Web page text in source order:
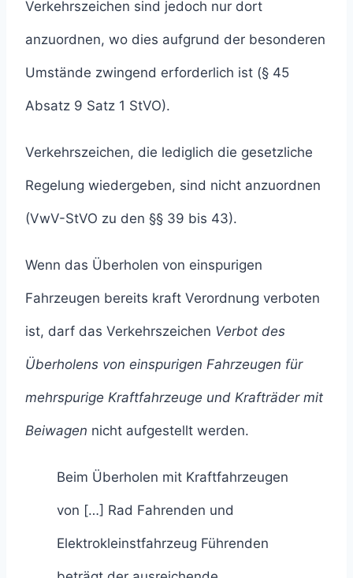
Verkehrszeichen sind jedoch nur dort
anzuordnen, wo dies aufgrund der besonderen
Umstände zwingend erforderlich ist (§ 45
Absatz 9 Satz 1 StVO).
Verkehrszeichen, die lediglich die gesetzliche
Regelung wiedergeben, sind nicht anzuordnen
(VwV-StVO zu den §§ 39 bis 43).
Wenn das Überholen von einspurigen
Fahrzeugen bereits kraft Verordnung verboten
ist, darf das Verkehrszeichen Verbot des
Überholens von einspurigen Fahrzeugen für
mehrspurige Kraftfahrzeuge und Krafträder mit
Beiwagen nicht aufgestellt werden.
Beim Überholen mit Kraftfahrzeugen
von […] Rad Fahrenden und
Elektrokleinstfahrzeug Führenden